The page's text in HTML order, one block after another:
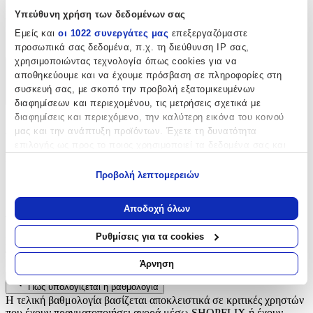
Υπεύθυνη χρήση των δεδομένων σας
Εμείς και οι 1022 συνεργάτες μας επεξεργαζόμαστε
προσωπικά σας δεδομένα, π.χ. τη διεύθυνση IP σας,
χρησιμοποιώντας τεχνολογία όπως cookies για να
αποθηκεύουμε και να έχουμε πρόσβαση σε πληροφορίες στη
συσκευή σας, με σκοπό την προβολή εξατομικευμένων
διαφημίσεων και περιεχομένου, τις μετρήσεις σχετικά με
διαφημίσεις και περιεχόμενο, την καλύτερη εικόνα του κοινού
μας και την ανάπτυξη προϊόντων. Έχετε τη δυνατότητα
Να συλλέξουμε πληροφορίες σχετικά με τη γεωγραφική
σας τοποθεσία, οι οποίες μπορεί να είναι ακριβείς σε
απόσταση μερικών μέτρων
Να αναγνωρίσουμε τη συσκευή σας σαρώνοντας ενεργά
για συγκεκριμένα χαρακτηριστικά (δακτυλικό αποτύπωμα)
Μάθετε περισσότερα σχετικά με τον τρόπο επεξεργασίας των
προσωπικών σας δεδομένων και καθορίστε τις προτιμήσεις σας
στηνενότητα “Λεπτομέρειες”. Μπορείτε να αλλάξετε ή να
Προβολή λεπτομερειών
Αποδοχή όλων
Ρυθμίσεις για τα cookies
Άρνηση
Είδος:
Φερμουάρ
Χαρακτηριστικά
Χαρακτηριστικά
Αξιολογήσεις
Προς το παρόν δεν υπάρχουν άλλες αξιολογήσεις. Όταν
προστεθούν, θα εμφανιστούν εδώ.
Πώς υπολογίζεται η βαθμολογία
Η τελική βαθμολογία βασίζεται αποκλειστικά σε κριτικές χρηστών